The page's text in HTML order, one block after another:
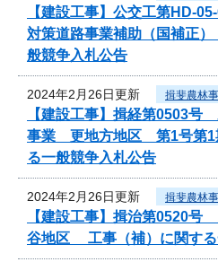
【建設工事】公交工第HD-
対策道路事業補助（国補正
般競争入札公告
2024年2月26日更新 揖斐農林
【建設工事】揖経第0503号
事業 更地方地区 第1号第
る一般競争入札公告
2024年2月26日更新 揖斐農林
【建設工事】揖治第0520
谷地区 工事（補）に関する